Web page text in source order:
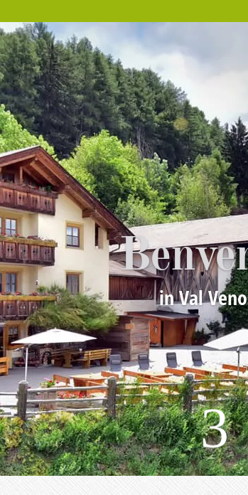
in Val
3